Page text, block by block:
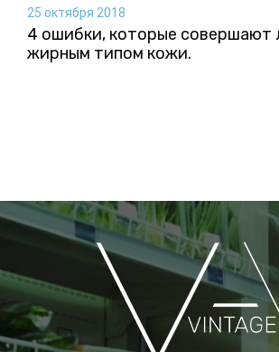
25 октября 2018
4 ошибки, которые совершают
жирным типом кожи.